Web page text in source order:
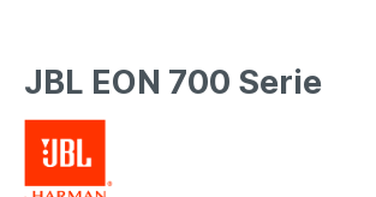
JBL EON 700 Serie